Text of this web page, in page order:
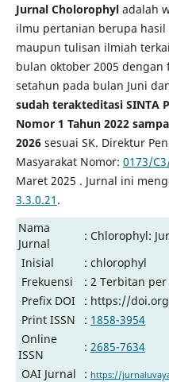
Jurnal Cholorophyladalah
ilmu pertanian berupa
maupun tulisan ilmiah
bulan oktober 2005
setahun pada bulan Juni
sudah terakteditasi SINTA
Nomor 1 Tahun 2022
2026sesuai SK. Direktur
Masyarakat Nomor: 0173/
Maret 2025 . Jurnal ini
3.3.0.21 .
Nama
Jurnal
: Chlorophyl:
Inisial
: chlorophyl
Frekuensi
: 2 Terbitan
Prefix DOI
: https://
Print ISSN
: 1858-3954
Online
ISSN
: 2685-7634
OAI Jurnal
: https://